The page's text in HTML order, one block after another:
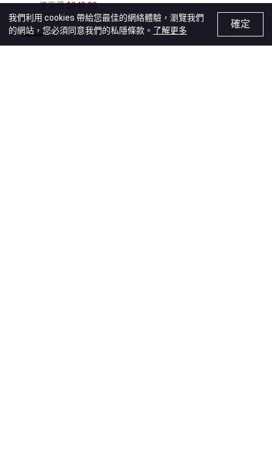
優惠價$349.20
我們利用 cookies 帶給您最佳的網絡體驗，瀏覽我們
的網站，您必須同意我們的私隱條款。 了解更多
確定